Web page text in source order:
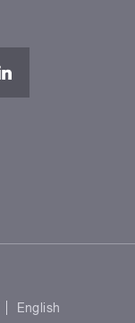
English